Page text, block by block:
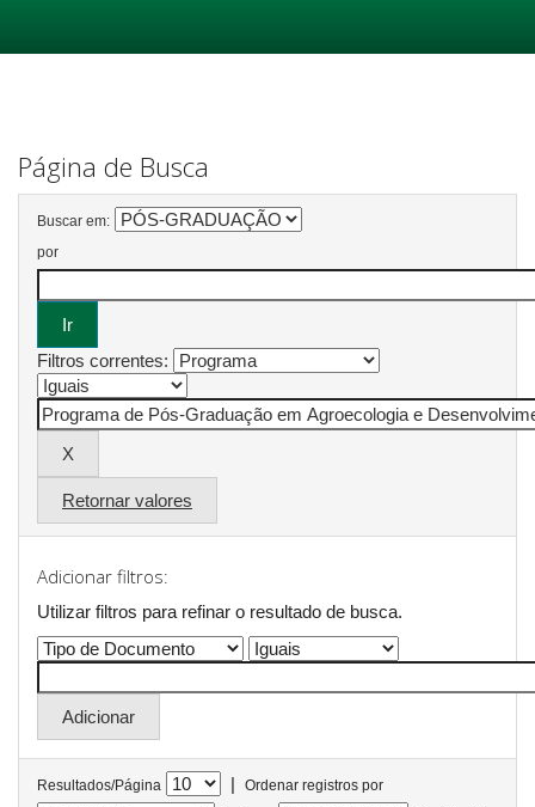
Página de Busca
Buscar em:
por
Filtros correntes:
Retornar valores
Adicionar filtros:
Utilizar filtros para refinar o resultado de busca.
Resultados/Página |
Ordenar registros por